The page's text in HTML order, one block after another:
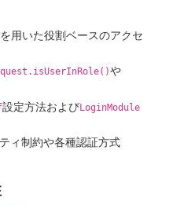
用いた役割ベースのアクセ
や
設定方法およびLoginModule
ィ制約や各種認証方式